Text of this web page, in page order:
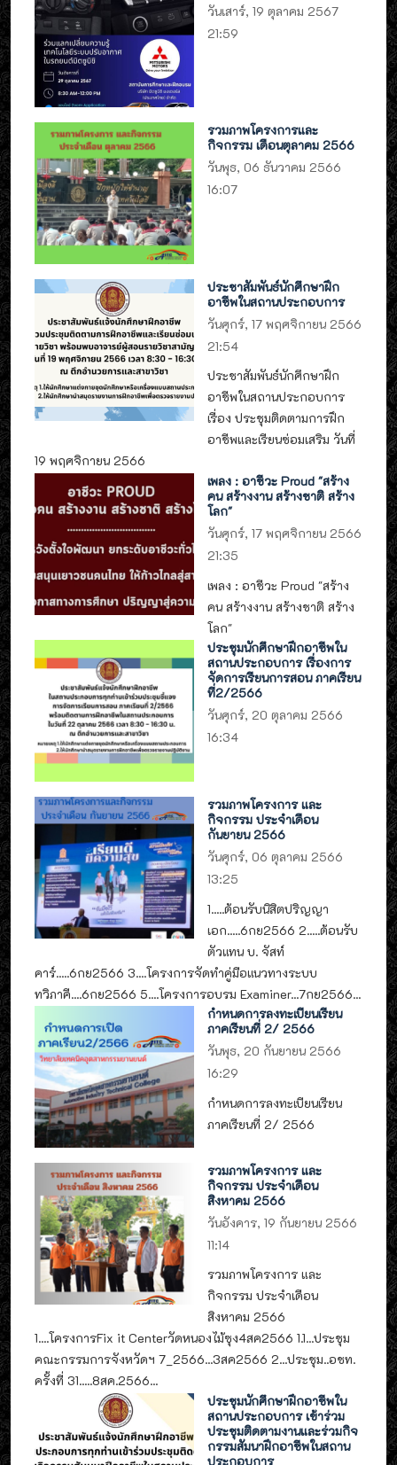
วันเสาร์, 19 ตุลาคม 2567
21:59
รวมภาพโครงการและ
กิจกรรม เดือนตุลาคม 2566
วันพุธ, 06 ธันวาคม 2566
16:07
ประชาสัมพันธ์นักศึกษาฝึก
อาชีพในสถานประกอบการ
วันศุกร์, 17 พฤศจิกายน 2566
21:54
ประชาสัมพันธ์นักศึกษาฝึก
อาชีพในสถานประกอบการ
เรื่อง ประชุมติดตามการฝึก
อาชีพและเรียนซ่อมเสริม วันที่
19 พฤศจิกายน 2566
เพลง : อาชีวะ Proud "สร้าง
คน สร้างงาน สร้างชาติ สร้าง
โลก"
วันศุกร์, 17 พฤศจิกายน 2566
21:35
เพลง : อาชีวะ Proud "สร้าง
คน สร้างงาน สร้างชาติ สร้าง
โลก"
ประชุมนักศึกษาฝึกอาชีพใน
สถานประกอบการ เรื่องการ
จัดการเรียนการสอน ภาคเรียน
ที่2/2566
วันศุกร์, 20 ตุลาคม 2566
16:34
รวมภาพโครงการ และ
กิจกรรม ประจำเดือน
กันยายน 2566
วันศุกร์, 06 ตุลาคม 2566
13:25
1.....ต้อนรับนิสิตปริญญา
เอก.....6กย2566 2.....ต้อนรับ
ตัวแทน บ. จัสท์
คาร์.....6กย2566 3....โครงการจัดทำคู่มือแนวทางระบบ
ทวิภาคี....6กย2566 5....โครงการอบรม Examiner...7กย2566...
กำหนดการลงทะเบียนเรียน
ภาคเรียนที่ 2/ 2566
วันพุธ, 20 กันยายน 2566
16:29
กำหนดการลงทะเบียนเรียน
ภาคเรียนที่ 2/ 2566
รวมภาพโครงการ และ
กิจกรรม ประจำเดือน
สิงหาคม 2566
วันอังคาร, 19 กันยายน 2566
11:14
รวมภาพโครงการ และ
กิจกรรม ประจำเดือน
สิงหาคม 2566
1....โครงการFix it Centerวัดหนองไม้ซุง4สค2566 1.1...ประชุม
คณะกรรมการจังหวัดฯ 7_2566...3สค2566 2...ประชุม..อชท.
ครั้งที่ 31.....8สค.2566...
ประชุมนักศึกษาฝึกอาชีพใน
สถานประกอบการ เข้าร่วม
ประชุมติดตามงานและร่วมกิจ
กรรมสัมนาฝึกอาชีพในสถาน
ประกอบการ